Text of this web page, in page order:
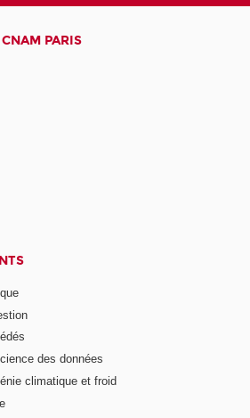
PARIS
des données
climatique et froid